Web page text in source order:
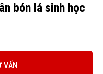
bón lá sinh học
VẤN